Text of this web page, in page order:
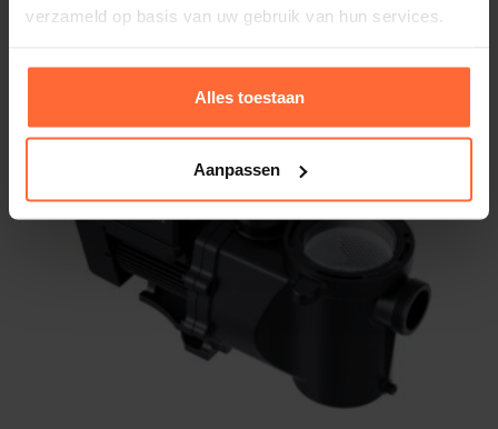
verzameld op basis van uw gebruik van hun services.
Alles toestaan
Aanpassen